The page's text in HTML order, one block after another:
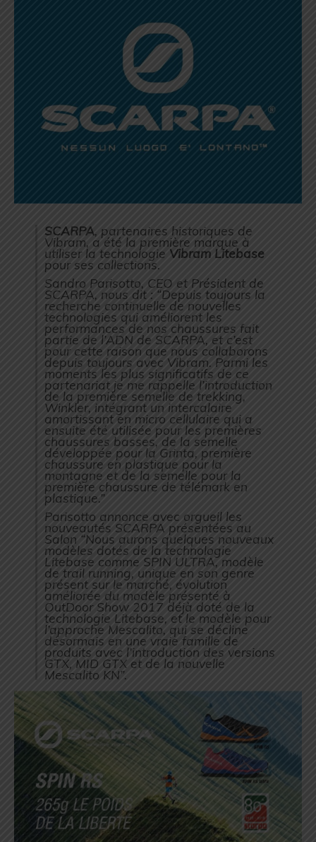
SCARPA, partenaires historiques de
Vibram, a été la première marque à
utiliser la technologie Vibram Litebase
pour ses collections.
Sandro Parisotto, CEO et Président de
SCARPA, nous dit : “Depuis toujours la
recherche continuelle de nouvelles
technologies qui améliorent les
performances de nos chaussures fait
partie de l’ADN de SCARPA, et c’est
pour cette raison que nous collaborons
depuis toujours avec Vibram. Parmi les
moments les plus significatifs de ce
partenariat je me rappelle l’introduction
de la première semelle de trekking,
Winkler, intégrant un intercalaire
amortissant en micro cellulaire qui a
ensuite été utilisée pour les premières
chaussures basses, de la semelle
développée pour la Grinta, première
chaussure en plastique pour la
montagne et de la semelle pour la
première chaussure de télémark en
plastique.”
Parisotto annonce avec orgueil les
nouveautés SCARPA présentées au
Salon “Nous aurons quelques nouveaux
modèles dotés de la technologie
Litebase comme SPIN ULTRA, modèle
de trail running, unique en son genre
présent sur le marché, évolution
améliorée du modèle présenté à
OutDoor Show 2017 déjà doté de la
technologie Litebase, et le modèle pour
l’approche Mescalito, qui se décline
désormais en une vraie famille de
produits avec l’introduction des versions
GTX, MID GTX et de la nouvelle
Mescalito KN”.